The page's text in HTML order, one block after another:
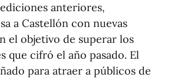
anteriores,
a Castellón con nuevas
el objetivo de superar los
que cifró el año pasado. El
para atraer a públicos de